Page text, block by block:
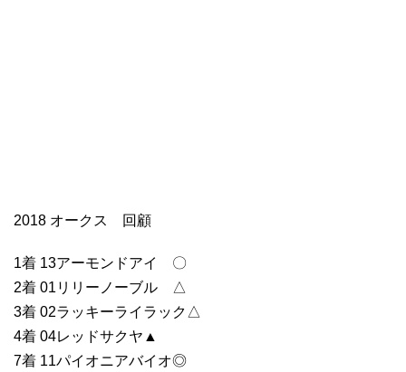
2018 オークス 回顧
1着 13アーモンドアイ 〇
2着 01リリーノーブル △
3着 02ラッキーライラック△
4着 04レッドサクヤ▲
7着 11パイオニアバイオ◎